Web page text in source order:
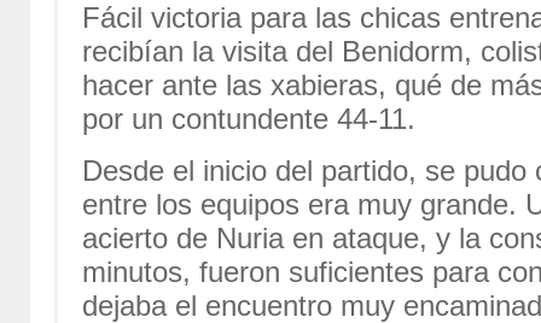
Fácil victoria para las chicas
recibían la visita del Benidorm,
hacer ante las xabieras, qué de
por un contundente 44-11.
Desde el inicio del partido, se
entre los equipos era muy grande.
acierto de Nuria en ataque, y la
minutos, fueron suficientes para
dejaba el encuentro muy